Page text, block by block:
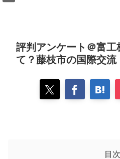
評判アンケート＠富工
て？藤枝市の国際交流
目次